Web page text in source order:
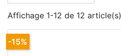
Affichage 1-12 de 12 article(s)
-15%